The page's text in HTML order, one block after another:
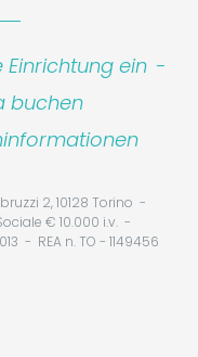
Einrichtung ein -
buchen
2, 10128 Torino
€ 10.000 i.v.
REA n. TO - 1149456